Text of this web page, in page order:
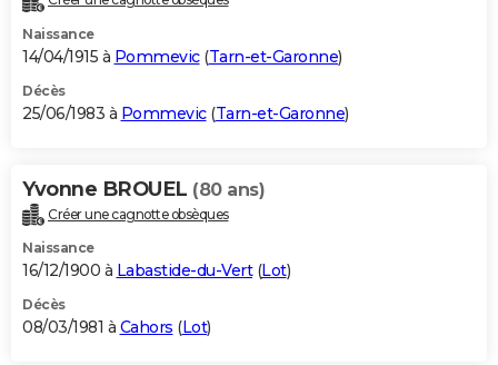
Naissance
14/04/1915 à Pommevic(Tarn-et-Garonne)
Décès
25/06/1983 à Pommevic(Tarn-et-Garonne)
Yvonne BROUEL (80 ans)
Créer une cagnotte obsèques
Naissance
16/12/1900 à Labastide-du-Vert(Lot)
Décès
08/03/1981 à Cahors (Lot)